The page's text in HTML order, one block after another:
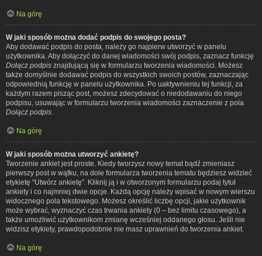
Na górę
W jaki sposób można dodać podpis do swojego posta?
Aby dodawać podpis do posta, należy go najpierw utworzyć w panelu
użytkownika. Aby dołączyć do danej wiadomości swój podpis, zaznacz funkcję
Dołącz podpis znajdującą się w formularzu tworzenia wiadomości. Możesz
także domyślnie dodawać podpis do wszystkich swoich postów, zaznaczając
odpowiednią funkcję w panelu użytkownika. Po uaktywnieniu tej funkcji, za
każdym razem pisząc post, możesz zdecydować o niedodawaniu do niego
podpisu, usuwając w formularzu tworzenia wiadomości zaznaczenie z pola
Dołącz podpis
Na górę
W jaki sposób można utworzyć ankietę?
Tworzenie ankiet jest proste. Kiedy tworzysz nowy temat bądź zmieniasz
pierwszy post w wątku, na dole formularza tworzenia tematu będziesz widzieć
etykietę “Utwórz ankietę”. Kliknij ją i w otworzonym formularzu podaj tytuł
ankiety i co najmniej dwie opcje. Każdą opcję należy wpisać w nowym wierszu
widocznego pola tekstowego. Możesz określić liczbę opcji, jakie użytkownik
może wybrać, wyznaczyć czas trwania ankiety (0 – bez limitu czasowego), a
także umożliwić użytkownikom zmianę wcześniej oddanego głosu. Jeśli nie
widzisz etykiety, prawdopodobnie nie masz uprawnień do tworzenia ankiet.
Na górę